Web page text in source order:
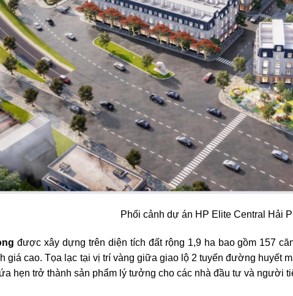
Phối cảnh dự án HP Elite Central Hải
được xây dựng trên diện tích đất rộng 1,9 ha bao gồm 157
giá cao. Tọa lạc tại vị trí vàng giữa giao lộ 2 tuyến đường huyết
hẹn trở thành sản phẩm lý tưởng cho các nhà đầu tư và người